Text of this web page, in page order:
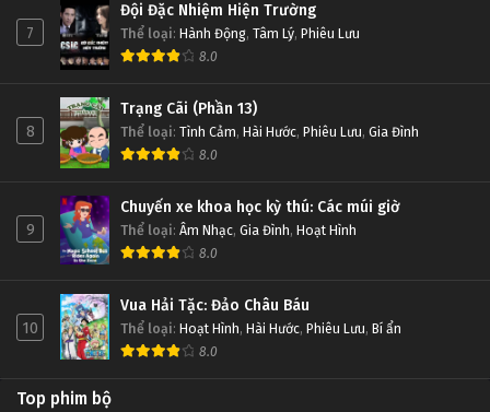
7
Đội Đặc Nhiệm Hiện Trường
Thể loại: Hành Động, Tâm Lý, Phiêu Lưu
8.0
8
Trạng Cãi (Phần 13)
Thể loại: Tình Cảm, Hài Hước, Phiêu Lưu, Gia Đình
8.0
9
Chuyến xe khoa học kỳ thú: Các múi giờ
Thể loại: Âm Nhạc, Gia Đình, Hoạt Hình
8.0
10
Vua Hải Tặc: Đảo Châu Báu
Thể loại: Hoạt Hình, Hài Hước, Phiêu Lưu, Bí ẩn
8.0
Top phim bộ